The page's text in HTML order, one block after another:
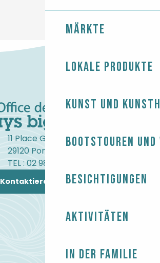
Märkte
Lokale Produkte
Kunst und
Bootstouren
Besichtigungen
Aktivitäten
In der Familie
11 Place Gambetta
29120 Pont-l'Abbé
TEL : 02 98 82 37 99
Kontaktieren Sie uns